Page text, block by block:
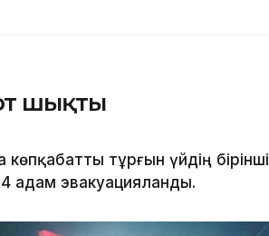
шықты
тұрғын үйдің бірінші
адам эвакуацияланды.